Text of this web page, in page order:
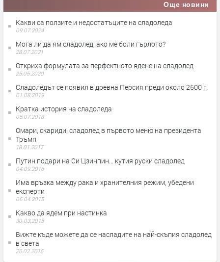
Още новини
Какви са ползите и недостатъците на сладоледа
09.07.2024
Мога ли да ям сладолед, ако ме боли гърлото?
28.07.2021
Откриха формулата за перфектното ядене на сладолед
25.05.2020
Сладоледът се появил в древна Персия преди около 2500 г.
01.08.2019
Кратка история на сладоледа
05.07.2018
Омари, скариди, сладолед в първото меню на президента
Тръмп
18.01.2017
Путин подари на Си Цзинпин… кутия руски сладолед
04.09.2016
Има връзка между рака и хранителния режим, убедени
експерти
06.04.2015
Какво да ядем при настинка
30.03.2015
Вижте къде можете да се насладите на най-скъпия сладолед
в света
26.02.2015